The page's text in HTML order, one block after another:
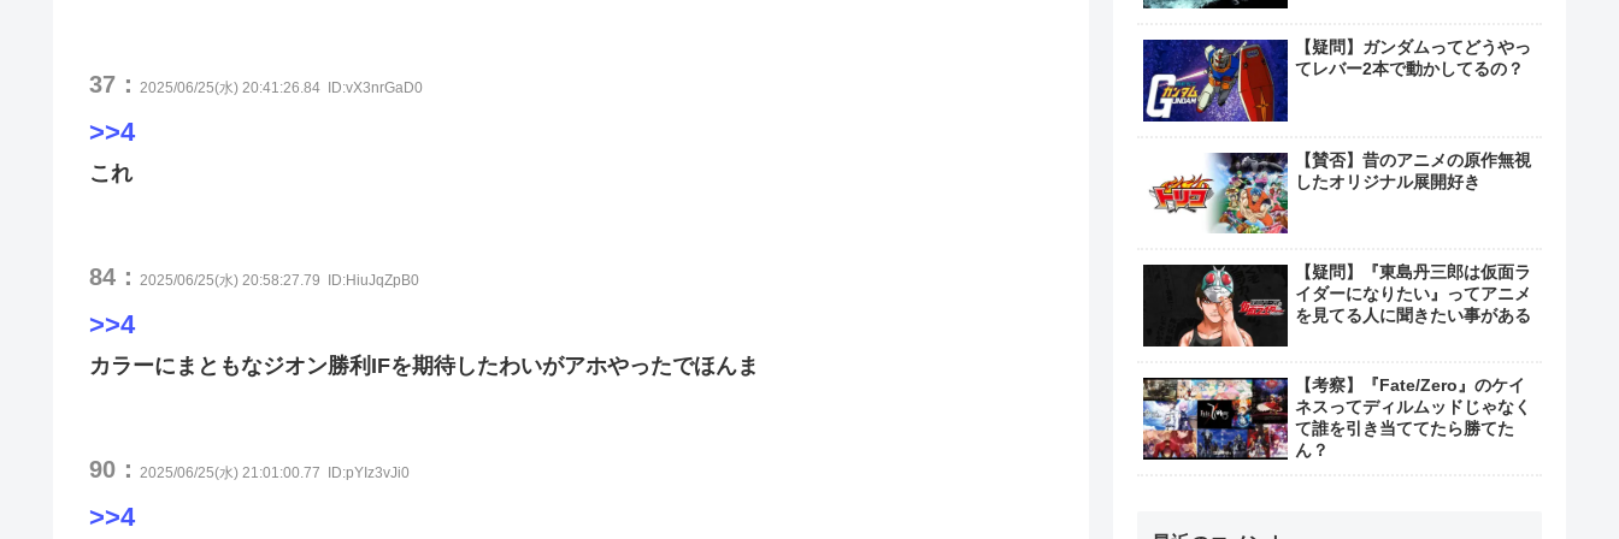
37： 2025/06/25(水) 20:41:26.84 ID:vX3nrGaD0
>>4
これ
84： 2025/06/25(水) 20:58:27.79 ID:HiuJqZpB0
>>4
カラーにまともなジオン勝利IFを期待したわいがアホやったでほんま
90： 2025/06/25(水) 21:01:00.77 ID:pYIz3vJi0
>>4
【疑問】ガンダムってどうやっ
てレバー2本で動かしてるの？
【賛否】昔のアニメの原作無視
したオリジナル展開好き
【疑問】『東島丹三郎は仮面ラ
イダーになりたい』ってアニメ
を見てる人に聞きたい事がある
【考察】『Fate/Zero』のケイ
ネスってディルムッドじゃなく
て誰を引き当ててたら勝てた
ん？